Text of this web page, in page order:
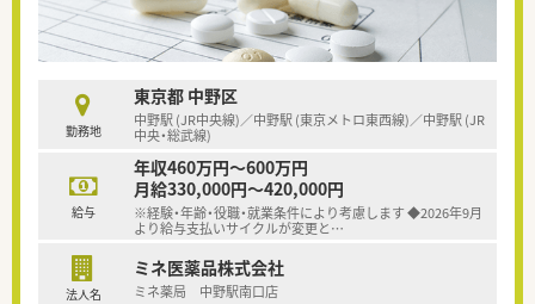
勤務地
東京都 中野区
中野駅 (JR中央線)／中野駅 (東京メトロ東西線)／中野駅 (JR
中央・総武線)
給与
年収460万円～600万円
月給330,000円～420,000円
※経験・年齢・役職・就業条件により考慮します ◆2026年9月
より給与支払いサイクルが変更と…
法人名
ミネ医薬品株式会社
ミネ薬局 中野駅南口店